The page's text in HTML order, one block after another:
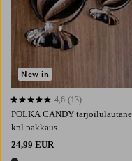
POLKA CANDY
kpl pakkaus
24,99 EUR
4,6 perustuen 13 arvosanaan
4,6 (13)
New in